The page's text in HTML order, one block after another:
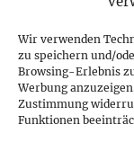
Wir verwenden
zu speichern und/
Browsing-Erlebnis
Werbung
Zustimmung
Funktionen
YouTube
Instagram
Feed